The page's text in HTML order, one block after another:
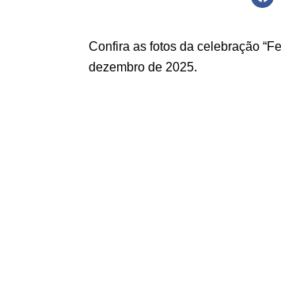
Confira as fotos da celebração
dezembro de 2025.